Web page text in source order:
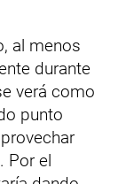
al menos
durante
verá como
punto
Por el